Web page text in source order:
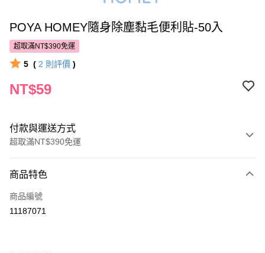
POYA HOMEY隨身除塵黏毛便利貼-50入
超取滿NT$390免運
5 ( 2 則評價 )
NT$59
付款與運送方式
超取滿NT$390免運
POYA支付
信用卡一次付款
商品特色
商品編號
11187071